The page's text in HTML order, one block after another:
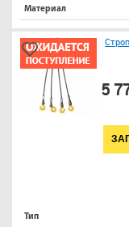
Материал
5
Тип